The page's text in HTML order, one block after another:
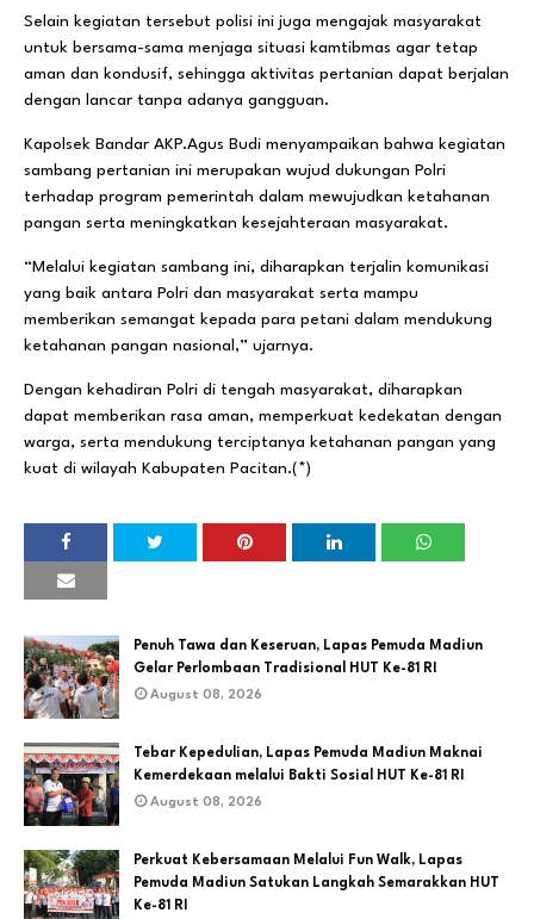
Selain kegiatan tersebut polisi ini juga mengajak masyarakat
untuk bersama-sama menjaga situasi kamtibmas agar tetap
aman dan kondusif, sehingga aktivitas pertanian dapat berjalan
dengan lancar tanpa adanya gangguan.
Kapolsek Bandar AKP.Agus Budi menyampaikan bahwa kegiatan
sambang pertanian ini merupakan wujud dukungan Polri
terhadap program pemerintah dalam mewujudkan ketahanan
pangan serta meningkatkan kesejahteraan masyarakat.
“Melalui kegiatan sambang ini, diharapkan terjalin komunikasi
yang baik antara Polri dan masyarakat serta mampu
memberikan semangat kepada para petani dalam mendukung
ketahanan pangan nasional,” ujarnya.
Dengan kehadiran Polri di tengah masyarakat, diharapkan
dapat memberikan rasa aman, memperkuat kedekatan dengan
warga, serta mendukung terciptanya ketahanan pangan yang
kuat di wilayah Kabupaten Pacitan.(*)
Penuh Tawa dan Keseruan, Lapas Pemuda Madiun
Gelar Perlombaan Tradisional HUT Ke-81 RI
August 08, 2026
Tebar Kepedulian, Lapas Pemuda Madiun Maknai
Kemerdekaan melalui Bakti Sosial HUT Ke-81 RI
August 08, 2026
Perkuat Kebersamaan Melalui Fun Walk, Lapas
Pemuda Madiun Satukan Langkah Semarakkan HUT
Ke-81 RI